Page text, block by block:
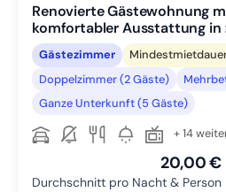
Renovierte Gästewohnung
komfortabler Ausstattung in
Gästezimmer
Doppelzimmer (2 Gäste)
Ganze Unterkunft (5 Gäste)
+ 14
20,00 €
Durchschnitt pro Nacht & Person